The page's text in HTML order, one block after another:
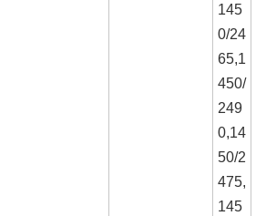
145
0/24
65,1
450/
249
0,14
50/2
475,
145